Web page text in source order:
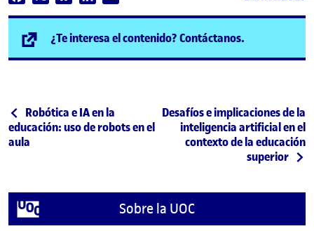
¿Te interesa el contenido? Contáctanos.
Post navigation
Publicación anterior
Robótica e IA en la
educación: uso de robots en el
aula
Siguiente publicación
Desafíos e implicaciones de la
inteligencia artificial en el
contexto de la educación
superior
Sobre la UOC